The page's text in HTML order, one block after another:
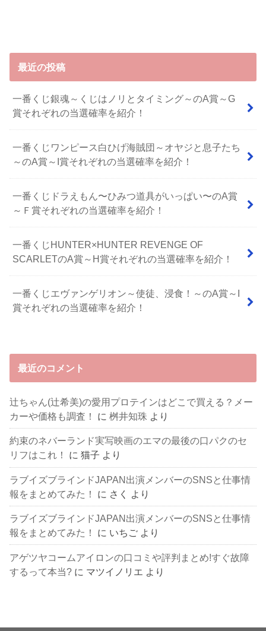
最近の投稿
一番くじ銀魂～くじはノリとタイミング～のA賞～G
賞それぞれの当選確率を紹介！
一番くじワンピース白ひげ海賊団～オヤジと息子たち
～のA賞～I賞それぞれの当選確率を紹介！
⼀番くじドラえもん〜ひみつ道具がいっぱい〜のA賞
～Ｆ賞それぞれの当選確率を紹介！
一番くじHUNTER×HUNTER REVENGE OF
SCARLETのA賞～H賞それぞれの当選確率を紹介！
一番くじエヴァンゲリオン～使徒、浸食！～のA賞～I
賞それぞれの当選確率を紹介！
最近のコメント
辻ちゃん(辻希美)の愛用プロテインはどこで買える？メー
カーや価格も調査！
に桝井知珠 より
約束のネバーランド実写映画のエマの最後の口パクのセ
リフはこれ！
に猫子 より
ラブイズブラインドJAPAN出演メンバーのSNSと仕事情
報をまとめてみた！
に さく より
ラブイズブラインドJAPAN出演メンバーのSNSと仕事情
報をまとめてみた！
に いちご より
アゲツヤコームアイロンの口コミや評判まとめ!すぐ故障
するって本当? に マツイノリエ より